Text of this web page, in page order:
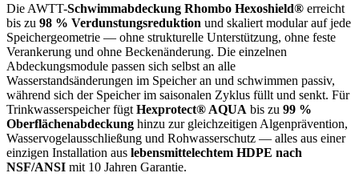
Die AWTT-Schwimmabdeckung Rhombo Hexoshield® erreicht
bis zu 98 % Verdunstungsreduktion und skaliert modular auf jede
Speichergeometrie — ohne strukturelle Unterstützung, ohne feste
Verankerung und ohne Beckenänderung. Die einzelnen
Abdeckungsmodule passen sich selbst an alle
Wasserstandsänderungen im Speicher an und schwimmen passiv,
während sich der Speicher im saisonalen Zyklus füllt und senkt. Für
Trinkwasserspeicher fügt Hexprotect® AQUA bis zu 99 %
Oberflächenabdeckung hinzu zur gleichzeitigen Algenprävention,
Wasservogelausschließung und Rohwasserschutz — alles aus einer
einzigen Installation aus lebensmittelechtem HDPE nach
NSF/ANSI mit 10 Jahren Garantie.